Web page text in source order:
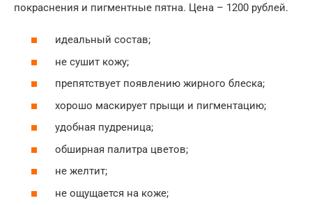
покраснения и пигментные пятна. Цена – 1200 рублей.
идеальный состав;
не сушит кожу;
препятствует появлению жирного блеска;
хорошо маскирует прыщи и пигментацию;
удобная пудреница;
обширная палитра цветов;
не желтит;
не ощущается на коже;